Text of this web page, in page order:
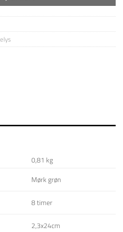
0,81 kg
Mørk grøn
8 timer
2,3x24cm